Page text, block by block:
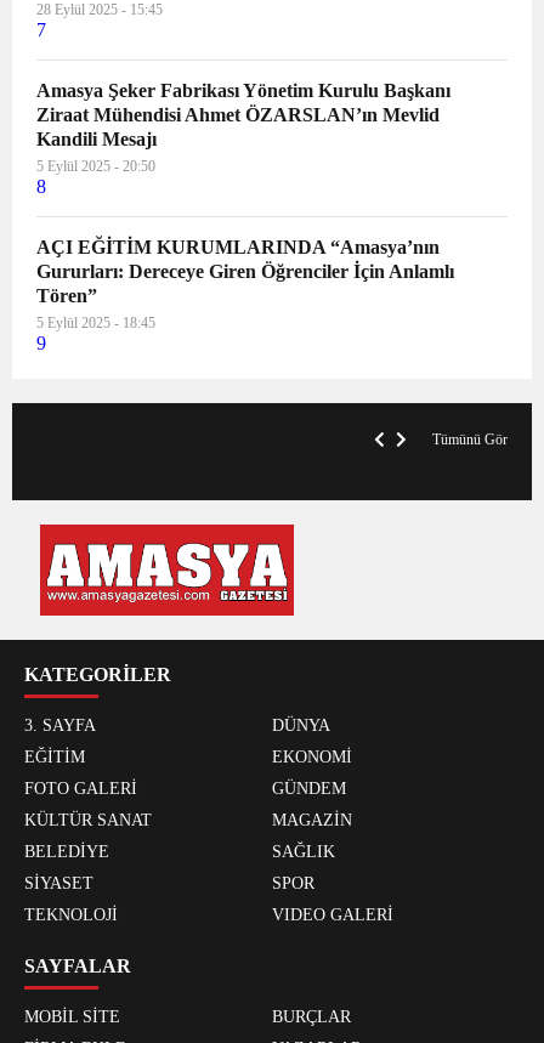
28 Eylül 2025 - 15:45
7
Amasya Şeker Fabrikası Yönetim Kurulu Başkanı
Ziraat Mühendisi Ahmet ÖZARSLAN’ın Mevlid
Kandili Mesajı
5 Eylül 2025 - 20:50
8
AÇI EĞİTİM KURUMLARINDA “Amasya’nın
Gururları: Dereceye Giren Öğrenciler İçin Anlamlı
Tören”
5 Eylül 2025 - 18:45
9
Tümünü Gör
KATEGORİLER
3. SAYFA
DÜNYA
EĞİTİM
EKONOMİ
FOTO GALERİ
GÜNDEM
KÜLTÜR SANAT
MAGAZİN
BELEDİYE
SAĞLIK
SİYASET
SPOR
TEKNOLOJİ
VIDEO GALERİ
SAYFALAR
MOBİL SİTE
BURÇLAR